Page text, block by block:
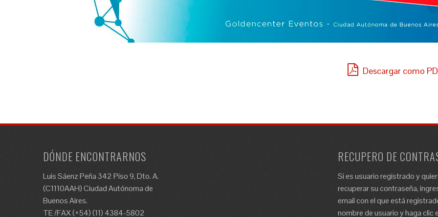
Descargar como
DÓNDE ENCONTRARNOS
Luis Sáenz Peña 342 Piso 9, Dto. A.
(C1110AAH) Ciudad Autónoma de
Buenos Aires.
TE /FAX (+54) (11) 4384-5802
RECUPERO DE
Si es usuario registrado y
recuperar su contraseña,
email con el que está
nombre de usuario y haga clic